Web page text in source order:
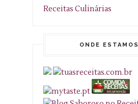
Receitas Culinárias
ONDE ESTAMOS